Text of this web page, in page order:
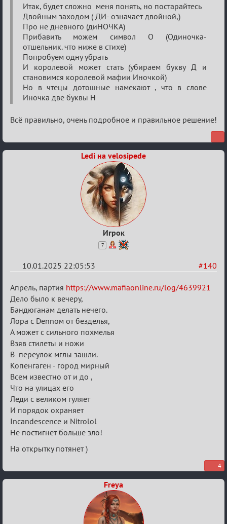
Итак, будет сложно меня понять, но постарайтесь
Двойным заходом ( ДИ- означает двойной,)
Про не дневного (диНОЧКА)
Прибавить можем символ О (Одиночка-
отшельник. что ниже в стихе)
Попробуем одну убрать
И королевой может стать (убираем букву Д и
становимся королевой мафии Иночкой)
Но в чтецы дотошные намекают , что в слове
Иночка две буквы Н
Всё правильно, очень подробное и правильное решение!
Ledi на velosipede
Игрок
7
#140
10.01.2025 22:05:53
Re:
Двенадцать
месяцев
2025
Апрель, партия https://www.mafiaonline.ru/log/4639921
Дело было к вечеру,
Бандюганам делать нечего.
Лора с Dennом от безделья,
А может с сильного похмелья
Взяв стилеты и ножи
В переулок мглы зашли.
Копенгаген - город мирный
Всем известно от и до ,
Что на улицах его
Леди с великом гуляет
И порядок охраняет
Incandescence и Nitrolol
Не постигнет больше зло!
На открытку потянет )
4
Freya